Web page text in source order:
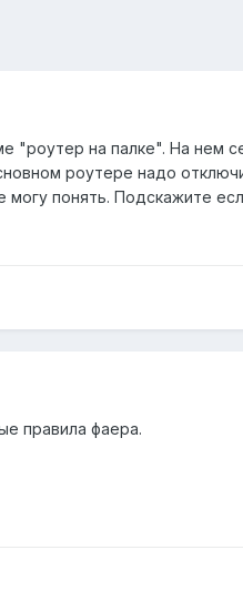
на палке". На нем
роутере надо
могу понять. Подскажите
правила фаера.